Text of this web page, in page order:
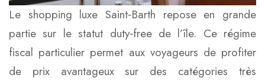
Le shopping luxe Saint‑Barth repose en grande
partie sur le statut duty‑free de l’île. Ce régime
fiscal particulier permet aux voyageurs de profiter
de prix avantageux sur des catégories très